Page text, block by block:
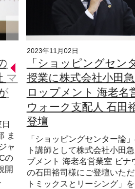
マ
ま
ャ
の
開
2023年11月02日
「ショッピングセン
授業に株式会社小田
ロップメント 海老名
ウォーク支配人 石田
登壇
「ショッピングセンター論
ト講師として株式会社小田
プメント 海老名営業室 ビナ
の石田裕司様にご登壇いた
トミックスとリーシング」